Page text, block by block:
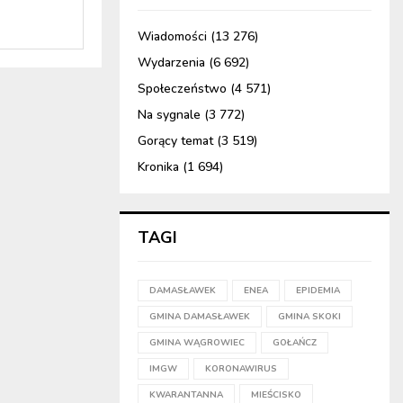
Wiadomości (13 276)
Wydarzenia (6 692)
Społeczeństwo (4 571)
Na sygnale (3 772)
Gorący temat(3 519)
Kronika (1 694)
TAGI
DAMASŁAWEK ENEA EPIDEMIA
GMINA DAMASŁAWEK GMINA SKOKI
GMINA WĄGROWIEC GOŁAŃCZ
IMGW KORONAWIRUS
KWARANTANNA MIEŚCISKO